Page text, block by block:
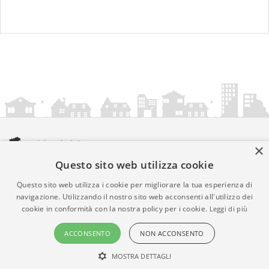
amministrazionicomunali.it è una iniziativa diartemedia.it
© Copyright MMXXIV - P.IVA 05400000724
Informazioni sul servizio |Informativa Privacy| Informativa
Cookies • Time 0.0129
×
Questo sito web utilizza cookie
Questo sito web utilizza i cookie per migliorare la tua esperienza di
navigazione. Utilizzando il nostro sito web acconsenti all'utilizzo dei
cookie in conformità con la nostra policy per i cookie. Leggi di più
ACCONSENTO NON ACCONSENTO
MOSTRA DETTAGLI